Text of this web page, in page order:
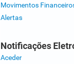
Movimentos
Alertas
Notificações
Aceder